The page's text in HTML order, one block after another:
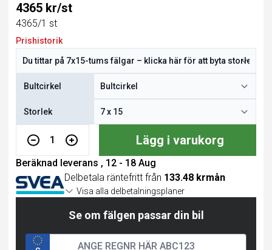
4365 kr/st
4365/1 st
Prishistorik
Bultcirkel
Storlek
1 Lägg i varukorg
Beräknad leverans , 12 - 18 Aug
Delbetala räntefritt från 133.48 krmån
Visa alla delbetalningsplaner
Se om fälgen passar din bil